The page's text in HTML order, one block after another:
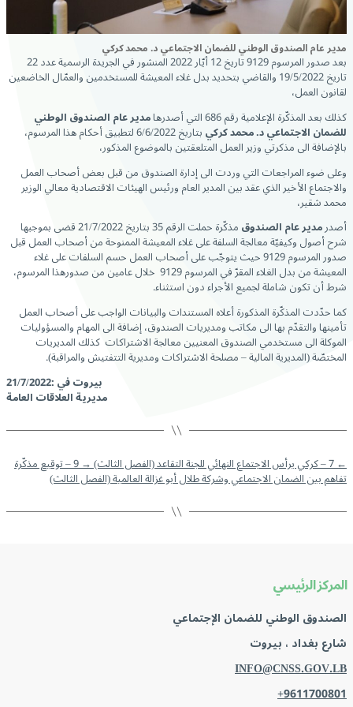
مدير عام الصندوق الوطني للضمان الاجتماعي د. محمد كركي
بعد صدور المرسوم 9129 تاريخ 12 أيّار 2022 المنشور في الجريدة الرسمية عدد 22
تاريخ 19/5/2022 والقاضي بتحديد بدل غلاء المعيشة للمستخدمين والعمّال الخاضعين
لقانون العمل،
كذلك بعد المذكّرة الإعلامية رقم 686 التي أصدرها
مدير عام الصندوق الوطني
للضمان الاجتماعي د. محمد كركي بتاريخ 6/6/2022 لتطبيق أحكام هذا المرسوم،
بالإضافة الى مذكرتي وزير العمل المتلعقتين بالموضوع المذكور،
وعلى ضوء المراجعات التي وردت الى إدارة الصندوق من قبل بعض أصحاب العمل
والاجتماع الأخير الذي عقد بين المدير العام ورئيس الهيئات الاقتصادية معالي الوزير
محمد شقير،
أصدرمدير عام الصندوق مذكّرة حملت الرقم 35 بتاريخ 21/7/2022 قضى بموجبها
شرح أصول وكيفيّة معالجة السلفة على غلاء المعيشة الممنوحة من أصحاب العمل قبل
صدور المرسوم 9129 حيث يتوجّب على أصحاب العمل حسم السلفات على غلاء
المعيشة من بدل الغلاء المقرّ في المرسوم 9129 خلال عامين من صدورهذا المرسوم،
شرط أن تكون شاملة لجميع الأجراء دون استثناء.
كما حدّدت المذكّرة المذكورة أعلاه المستندات والبيانات الواجب على أصحاب العمل
تأمينها والتقدّم بها الى مكاتب ومديريات الصندوق، إضافة الى المهام والمسؤوليات
الموكلة الى مستخدمي الصندوق المعنيين معالجة الاشتراكات كذلك المديريات
المختصّة (المديرية المالية – مصلحة الاشتراكات ومديرية التتفتيش والمراقبة).
بيروت في :21/7/2022
مديرية العلاقات العامة
←7 – كركي يرأس الاجتماع النهائي للجنة التقاعد (الفصل الثالث) → 9 – توقيع مذكّرة
تفاهم بين الضمان الاجتماعي وشركة طلال أبو غزالة العالمية (الفصل الثالث)
المركز الرئيسي
الصندوق الوطني للضمان الإجتماعي
شارع بغداد ، بيروت
INFO@CNSS.GOV.LB
+9611700801